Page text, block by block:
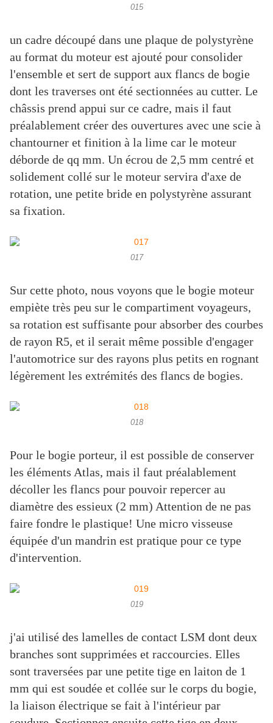
015
un cadre découpé dans une plaque de polystyrène
au format du moteur est ajouté pour consolider
l'ensemble et sert de support aux flancs de bogie
dont les traverses ont été sectionnées au cutter. Le
châssis prend appui sur ce cadre, mais il faut
préalablement créer des ouvertures avec une scie à
chantourner et finition à la lime car le moteur
déborde de qq mm. Un écrou de 2,5 mm centré et
solidement collé sur le moteur servira d'axe de
rotation, une petite bride en polystyrène assurant
sa fixation.
017
Sur cette photo, nous voyons que le bogie moteur
empiète très peu sur le compartiment voyageurs,
sa rotation est suffisante pour absorber des courbes
de rayon R5, et il serait même possible d'engager
l'automotrice sur des rayons plus petits en rognant
légèrement les extrémités des flancs de bogies.
018
Pour le bogie porteur, il est possible de conserver
les éléments Atlas, mais il faut préalablement
décoller les flancs pour pouvoir repercer au
diamètre des essieux (2 mm) Attention de ne pas
faire fondre le plastique! Une micro visseuse
équipée d'un mandrin est pratique pour ce type
d'intervention.
019
j'ai utilisé des lamelles de contact LSM dont deux
branches sont supprimées et raccourcies. Elles
sont traversées par une petite tige en laiton de 1
mm qui est soudée et collée sur le corps du bogie,
la liaison électrique se fait à l'intérieur par